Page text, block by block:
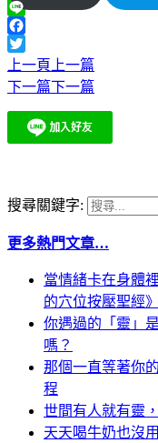
Line
Facebook
Twitter
上一頁 上一篇
下一篇下一篇
搜尋關鍵字:
更多熱門文章…
當情緒卡在身體
的穴位按壓聖經》
你遇過的「靈」
嗎？
那個一直等著你
程
世間有人就有靈
天天喝牛奶也沒